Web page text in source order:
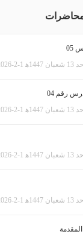
1-2-2026م
رقم 04
1-2-2026م
1-2-2026م
1-2-2026م